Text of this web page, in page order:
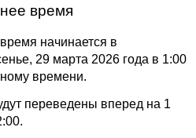
время
начинается в
29 марта 2026 года в 1:00
времени.
переведены вперед на 1